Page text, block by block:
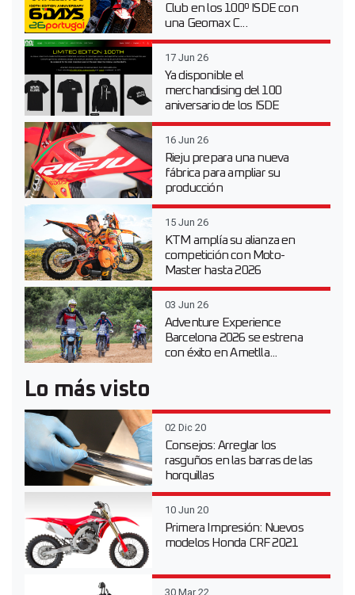
Club en los 100º ISDE con
una Geomax C...
17 Jun 26
Ya disponible el
merchandising del 100
aniversario de los ISDE
16 Jun 26
Rieju prepara una nueva
fábrica para ampliar su
producción
15 Jun 26
KTM amplía su alianza en
competición con Moto-
Master hasta 2026
03 Jun 26
Adventure Experience
Barcelona 2026 se estrena
con éxito en Ametlla...
Lo más visto
02 Dic 20
Consejos: Arreglar los
rasguños en las barras de las
horquillas
10 Jun 20
Primera Impresión: Nuevos
modelos Honda CRF 2021
30 Mar 22